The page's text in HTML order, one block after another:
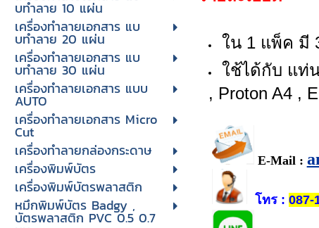
บทําลาย 10 แผ่น
เครื่องทําลายเอกสาร แบ
บทําลาย 20 แผ่น
เครื่องทําลายเอกสาร แบ
บทําลาย 30 แผ่น
เครื่องทำลายเอกสาร แบบ
AUTO
เครื่องทำลายเอกสาร Micro
Cut
เครื่องทำลายกล่องกระดาษ
เครื่องพิมพ์บัตร
เครื่องพิมพ์บัตรพลาสติก
หมึกพิมพ์บัตร Badgy ,
บัตรพลาสติก PVC 0.5 0.7
ใน 1 แพ็ค มี
ใช้ได้กับ แท่
, Proton A4 ,
E-Mail :
โทร: 087-